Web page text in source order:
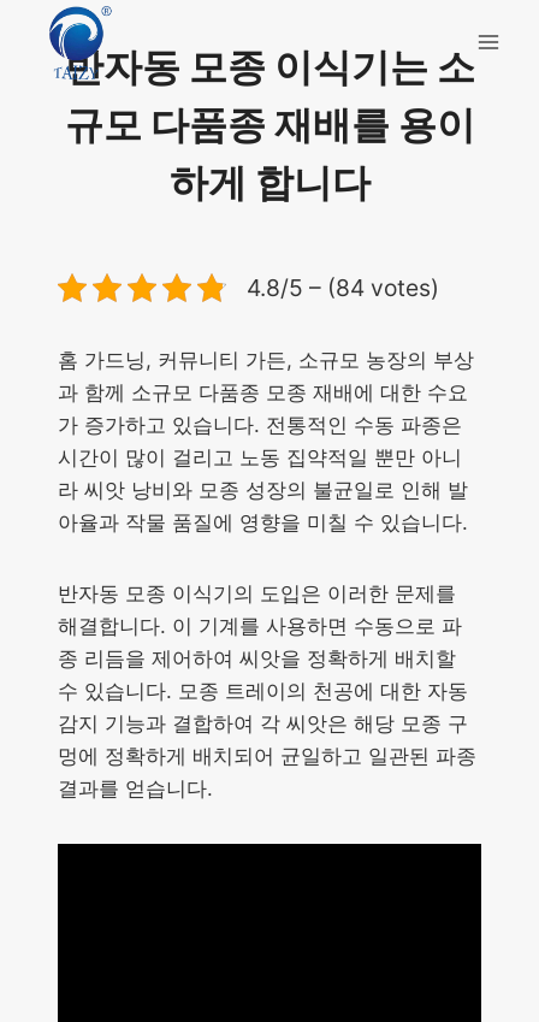
content반자동 모종 이식기는 소
규모 다품종 재배를 용이
하게 합니다
4.8/5 – (84 votes)
홈 가드닝, 커뮤니티 가든, 소규모 농장의 부상
과 함께 소규모 다품종 모종 재배에 대한 수요
가 증가하고 있습니다. 전통적인 수동 파종은
시간이 많이 걸리고 노동 집약적일 뿐만 아니
라 씨앗 낭비와 모종 성장의 불균일로 인해 발
아율과 작물 품질에 영향을 미칠 수 있습니다.
반자동 모종 이식기의 도입은 이러한 문제를
해결합니다. 이 기계를 사용하면 수동으로 파
종 리듬을 제어하여 씨앗을 정확하게 배치할
수 있습니다. 모종 트레이의 천공에 대한 자동
감지 기능과 결합하여 각 씨앗은 해당 모종 구
멍에 정확하게 배치되어 균일하고 일관된 파종
결과를 얻습니다.